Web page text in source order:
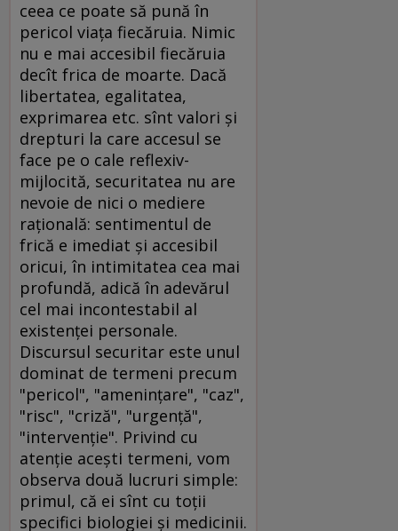
ceea ce poate să pună în
pericol viaţa fiecăruia. Nimic
nu e mai accesibil fiecăruia
decît frica de moarte. Dacă
libertatea, egalitatea,
exprimarea etc. sînt valori şi
drepturi la care accesul se
face pe o cale reflexiv-
mijlocită, securitatea nu are
nevoie de nici o mediere
raţională: sentimentul de
frică e imediat şi accesibil
oricui, în intimitatea cea mai
profundă, adică în adevărul
cel mai incontestabil al
existenţei personale.
Discursul securitar este unul
dominat de termeni precum
"pericol", "ameninţare", "caz",
"risc", "criză", "urgenţă",
"intervenţie". Privind cu
atenţie aceşti termeni, vom
observa două lucruri simple:
primul, că ei sînt cu toţii
specifici biologiei şi medicinii.